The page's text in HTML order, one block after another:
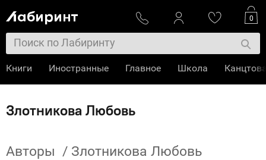
Злотникова Любовь
Авторы / Злотникова Любовь
0
Книги Иностранные Главное Школа